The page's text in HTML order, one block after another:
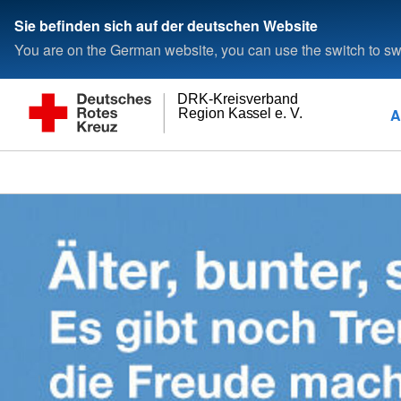
Sie befinden sich auf der deutschen Website
You are on the German website, you can use the switch to
Region Kassel e. V.
DRK-Kreisverband